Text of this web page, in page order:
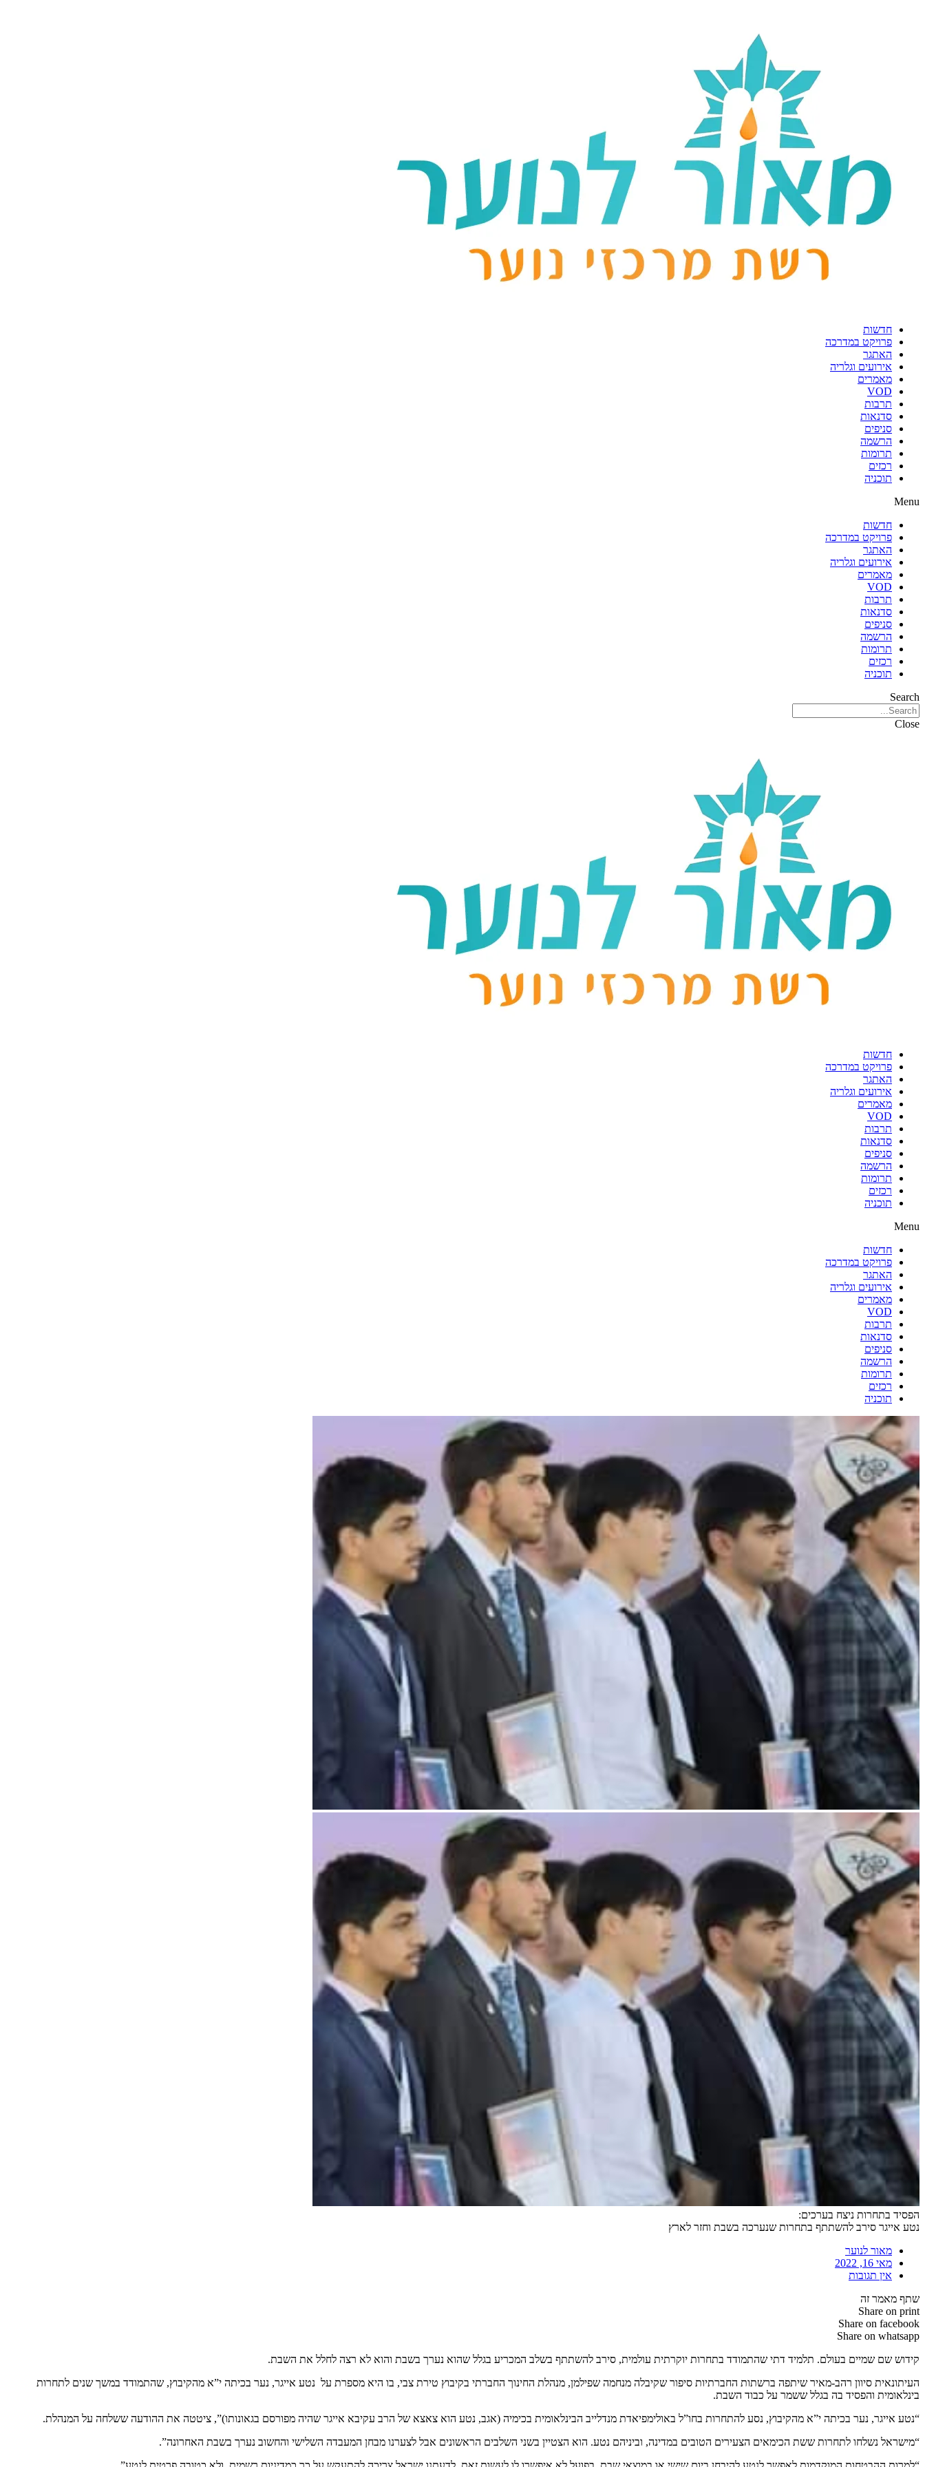
חדשות
פרויקט במדרכה
האתגר
אירועים וגלריה
מאמרים
VOD
תרבות
סדנאות
סניפים
הרשמה
תרומות
רכזים
תוכניה
Menu
חדשות
פרויקט במדרכה
האתגר
אירועים וגלריה
מאמרים
VOD
תרבות
סדנאות
סניפים
הרשמה
תרומות
רכזים
תוכניה
Search
Close
חדשות
פרויקט במדרכה
האתגר
אירועים וגלריה
מאמרים
VOD
תרבות
סדנאות
סניפים
הרשמה
תרומות
רכזים
תוכניה
Menu
חדשות
פרויקט במדרכה
האתגר
אירועים וגלריה
מאמרים
VOD
תרבות
סדנאות
סניפים
הרשמה
תרומות
רכזים
תוכניה
הפסיד בתחרות ניצח בערכים:
נטע אייגר סירב להשתתף בתחרות שנערכה בשבת וחזר לארץ
מאור לנוער
מאי 16, 2022
אין תגובות
שתף מאמר זה
Share on print
Share on facebook
Share on whatsapp
קידוש שם שמיים בעולם. תלמיד דתי שהתמודד בתחרות יוקרתית עולמית, סירב להשתתף בשלב המכריע בגלל שהוא נערך בשבת והוא לא רצה לחלל את השבת.
העיתונאית סיוון רהב-מאיר שיתפה ברשתות החברתיות סיפור שקיבלה מנחמה שפילמן, מנהלת החינוך החברתי בקיבוץ טירת צבי, בו היא מספרת על נטע אייגר, נער בכיתה י”א מהקיבוץ, שהתמודד במשך שנים לתחרות
בינלאומית והפסיד בה בגלל ששמר על כבוד השבת.
“נטע אייגר, נער בכיתה י”א מהקיבוץ, נסע להתחרות בחו”ל באולימפיאדת מנדלייב הבינלאומית בכימיה (אגב, נטע הוא צאצא של הרב עקיבא אייגר שהיה מפורסם בגאונותו)”, ציטטה את ההודעה ששלחה על המנהלת.
“מישראל נשלחו לתחרות ששת הכימאים הצעירים הטובים במדינה, וביניהם נטע. הוא הצטיין בשני השלבים הראשונים אבל לצערנו מבחן המעבדה השלישי והחשוב נערך בשבת האחרונה”.